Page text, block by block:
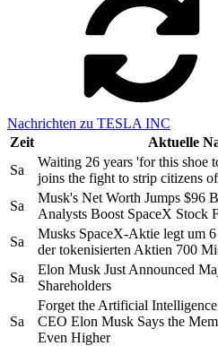
Nachrichten zu TESLA INC
Zeit
Aktuelle
Sa
Waiting 26 years 'for this shoe
joins the fight to strip citizens
Sa
Musk's Net Worth Jumps $96
Analysts Boost SpaceX Stock
Sa
Musks SpaceX-Aktie legt um
der tokenisierten Aktien 700
Sa
Elon Musk Just Announced
Shareholders
Sa
Forget the Artificial
CEO Elon Musk Says the
Even Higher